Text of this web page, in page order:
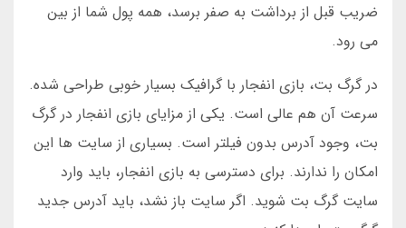
ضریب قبل از برداشت به صفر برسد، همه پول شما از بین
می رود.
در گرگ بت، بازی انفجار با گرافیک بسیار خوبی طراحی شده.
سرعت آن هم عالی است. یکی از مزایای بازی انفجار در گرگ
بت، وجود آدرس بدون فیلتر است. بسیاری از سایت ها این
امکان را ندارند. برای دسترسی به بازی انفجار، باید وارد
سایت گرگ بت شوید. اگر سایت باز نشد، باید آدرس جدید